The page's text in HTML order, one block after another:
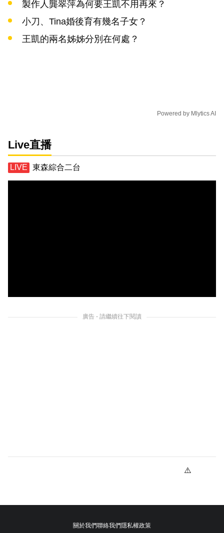
製作人龔翠萍為何要王凱不用再來？
小刀、Tina婚後育有幾名子女？
王凱的兩名姊姊分別在何處？
Powered by Mlytics AI
Live直播
東森綜合二台
廣告 - 請繼續往下閱讀
關於我們聯絡我們隱私權政策